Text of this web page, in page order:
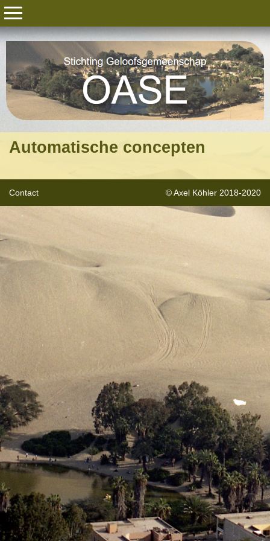
Automatische concepten
Contact © Axel Köhler 2018-2020